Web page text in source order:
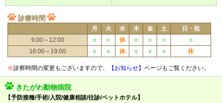
診療時間
月 火 水 木 金 土
日・祝
9:00～12:00
○ ○ 休 ○ ○ ○
○
16:00～19:00
○ ○ 休 ○ ○ ○ 休
※診察時間の変更もございますので、 【お知らせ】 ページもご覧ください。
きたがわ動物病院
【予防接種/手術/入院/健康相談/往診/ペットホテル】